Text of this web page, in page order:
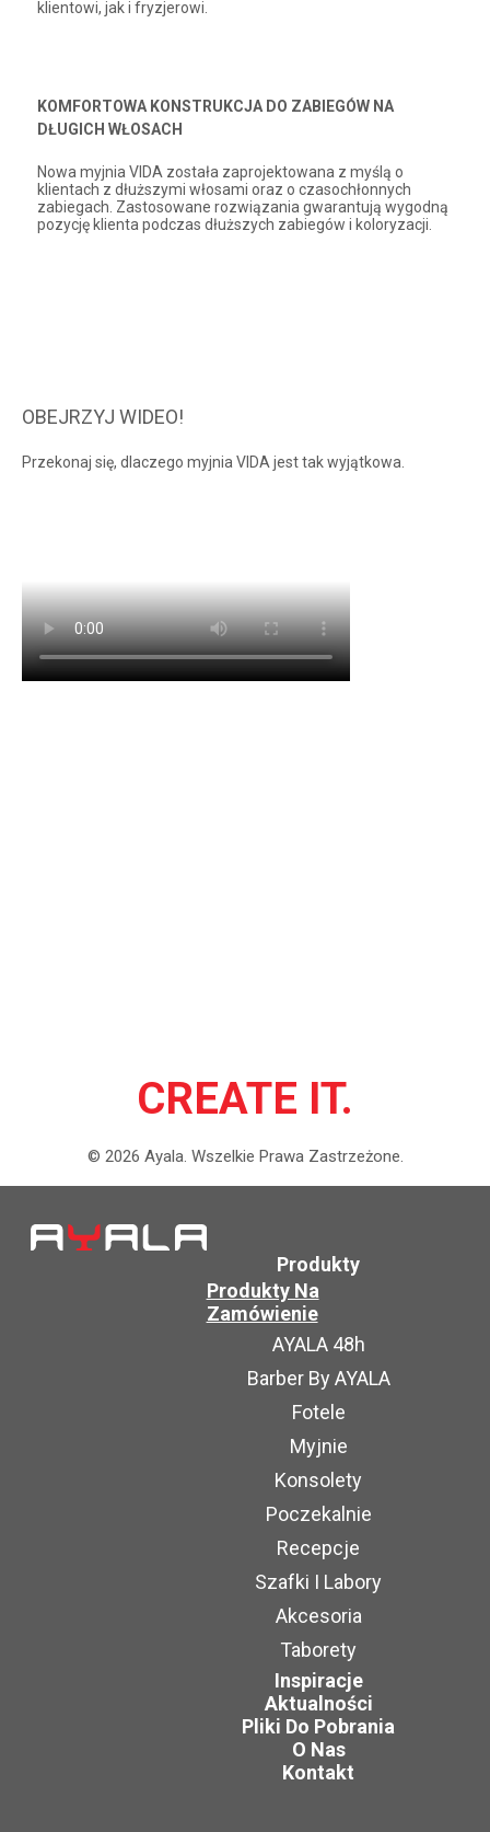
klientowi, jak i fryzjerowi.
KOMFORTOWA KONSTRUKCJA DO ZABIEGÓW NA
DŁUGICH WŁOSACH
Nowa myjnia VIDA została zaprojektowana z myślą o
klientach z dłuższymi włosami oraz o czasochłonnych
zabiegach. Zastosowane rozwiązania gwarantują wygodną
pozycję klienta podczas dłuższych zabiegów i koloryzacji.
OBEJRZYJ WIDEO!
Przekonaj się, dlaczego myjnia VIDA jest tak wyjątkowa.
CREATE IT.
© 2026 Ayala. Wszelkie Prawa Zastrzeżone.
Produkty
Produkty Na
Zamówienie
AYALA 48h
Barber By AYALA
Fotele
Myjnie
Konsolety
Poczekalnie
Recepcje
Szafki I Labory
Akcesoria
Taborety
Inspiracje
Aktualności
Pliki Do Pobrania
O Nas
Kontakt